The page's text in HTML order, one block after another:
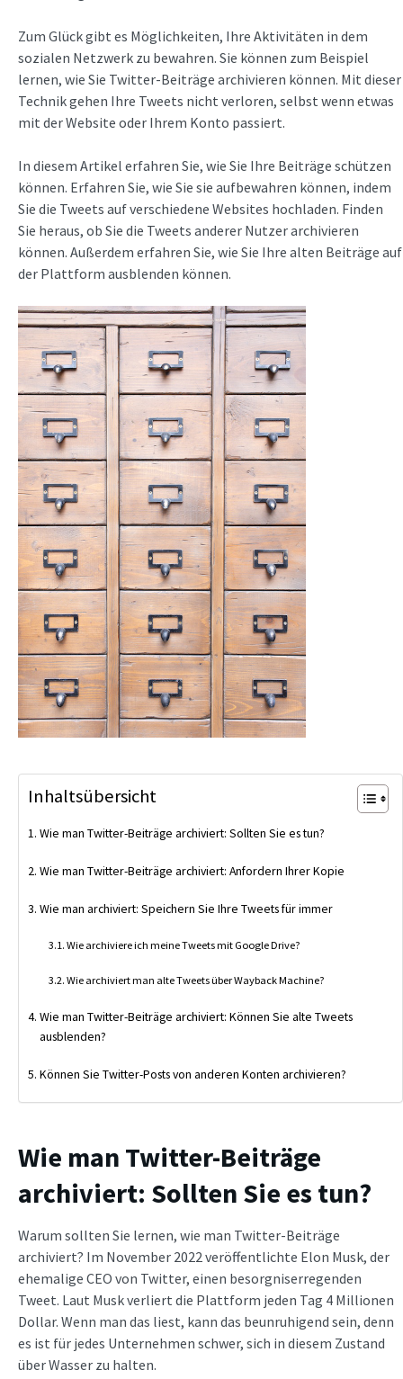
Zum Glück gibt es Möglichkeiten, Ihre Aktivitäten in dem
sozialen Netzwerk zu bewahren. Sie können zum Beispiel
lernen, wie Sie Twitter-Beiträge archivieren können. Mit dieser
Technik gehen Ihre Tweets nicht verloren, selbst wenn etwas
mit der Website oder Ihrem Konto passiert.
In diesem Artikel erfahren Sie, wie Sie Ihre Beiträge schützen
können. Erfahren Sie, wie Sie sie aufbewahren können, indem
Sie die Tweets auf verschiedene Websites hochladen. Finden
Sie heraus, ob Sie die Tweets anderer Nutzer archivieren
können. Außerdem erfahren Sie, wie Sie Ihre alten Beiträge auf
der Plattform ausblenden können.
Inhaltsübersicht
Wie man Twitter-Beiträge archiviert: Sollten Sie es tun?
Wie man Twitter-Beiträge archiviert: Anfordern Ihrer Kopie
Wie man archiviert: Speichern Sie Ihre Tweets für immer
Wie archiviere ich meine Tweets mit Google Drive?
Wie archiviert man alte Tweets über Wayback Machine?
Wie man Twitter-Beiträge archiviert: Können Sie alte Tweets
ausblenden?
Können Sie Twitter-Posts von anderen Konten archivieren?
Wie man Twitter-Beiträge
archiviert: Sollten Sie es tun?
Warum sollten Sie lernen, wie man Twitter-Beiträge
archiviert? Im November 2022 veröffentlichte Elon Musk, der
ehemalige CEO von Twitter, einen besorgniserregenden
Tweet. Laut Musk verliert die Plattform jeden Tag 4 Millionen
Dollar. Wenn man das liest, kann das beunruhigend sein, denn
es ist für jedes Unternehmen schwer, sich in diesem Zustand
über Wasser zu halten.